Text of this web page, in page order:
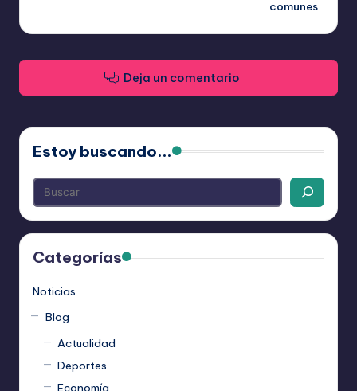
comunes
Deja un comentario
Estoy buscando...
Categorías
Noticias
Blog
Actualidad
Deportes
Economía